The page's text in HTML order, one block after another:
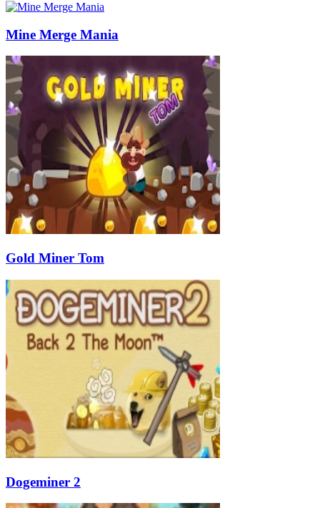
Mine Merge Mania
Gold Miner Tom
Dogeminer 2